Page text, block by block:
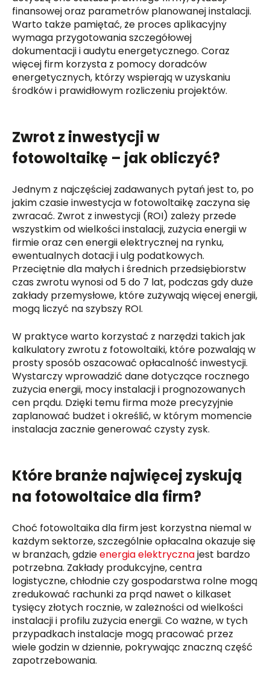
finansowej oraz parametrów planowanej instalacji.
Warto także pamiętać, że proces aplikacyjny
wymaga przygotowania szczegółowej
dokumentacji i audytu energetycznego. Coraz
więcej firm korzysta z pomocy doradców
energetycznych, którzy wspierają w uzyskaniu
środków i prawidłowym rozliczeniu projektów.
Zwrot z inwestycji w
fotowoltaikę – jak obliczyć?
Jednym z najczęściej zadawanych pytań jest to, po
jakim czasie inwestycja w fotowoltaikę zaczyna się
zwracać. Zwrot z inwestycji (ROI) zależy przede
wszystkim od wielkości instalacji, zużycia energii w
firmie oraz cen energii elektrycznej na rynku,
ewentualnych dotacji i ulg podatkowych.
Przeciętnie dla małych i średnich przedsiębiorstw
czas zwrotu wynosi od 5 do 7 lat, podczas gdy duże
zakłady przemysłowe, które zużywają więcej energii,
mogą liczyć na szybszy ROI.
W praktyce warto korzystać z narzędzi takich jak
kalkulatory zwrotu z fotowoltaiki, które pozwalają w
prosty sposób oszacować opłacalność inwestycji.
Wystarczy wprowadzić dane dotyczące rocznego
zużycia energii, mocy instalacji i prognozowanych
cen prądu. Dzięki temu firma może precyzyjnie
zaplanować budżet i określić, w którym momencie
instalacja zacznie generować czysty zysk.
Które branże najwięcej zyskują
na fotowoltaice dla firm?
Choć fotowoltaika dla firm jest korzystna niemal w
każdym sektorze, szczególnie opłacalna okazuje się
w branżach, gdzieenergia elektrycznajest bardzo
potrzebna. Zakłady produkcyjne, centra
logistyczne, chłodnie czy gospodarstwa rolne mogą
zredukować rachunki za prąd nawet o kilkaset
tysięcy złotych rocznie, w zależności od wielkości
instalacji i profilu zużycia energii. Co ważne, w tych
przypadkach instalacje mogą pracować przez
wiele godzin w dziennie, pokrywając znaczną część
zapotrzebowania.